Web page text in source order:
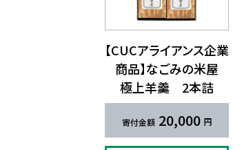
【CUCアライアンス企業
商品】な​ごみの​米屋
極上羊羹 2本詰
20,000